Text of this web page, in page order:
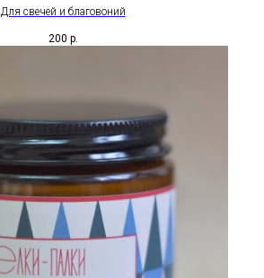
Для свечей и благовоний
200 р.